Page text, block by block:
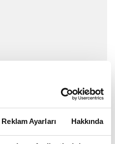
Reklam Ayarları Hakkında